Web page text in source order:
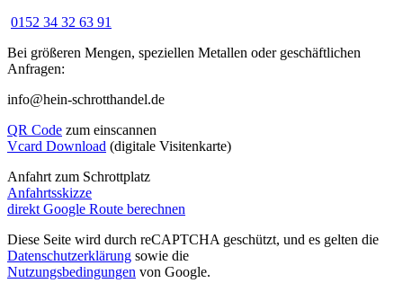
0152 34 32 63 91
Bei größeren Mengen, speziellen Metallen oder geschäftlichen
Anfragen:
info@hein-schrotthandel.de
QR Code zum einscannen
Vcard Download (digitale Visitenkarte)
Anfahrt zum Schrottplatz
Anfahrtsskizze
direkt Google Route berechnen
Diese Seite wird durch reCAPTCHA geschützt, und es gelten die
Datenschutzerklärung sowie die
Nutzungsbedingungen von Google.